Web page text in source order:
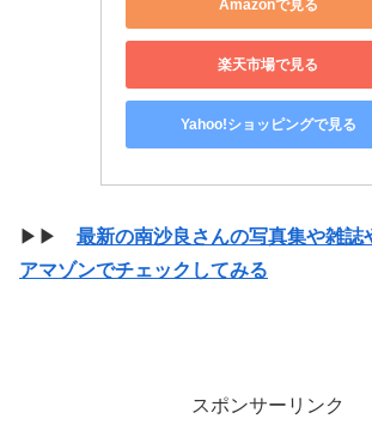
Amazonで見る
楽天市場で見る
Yahoo!ショッピングで見る
▶▶ 最新の南沙良さんの写真集や雑誌
アマゾンでチェックしてみる
スポンサーリンク